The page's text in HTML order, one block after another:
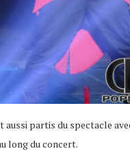
partis du spectacle
long du concert.